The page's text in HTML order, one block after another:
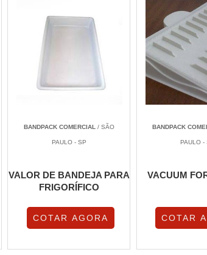
BANDPACK COMERCIAL/ SÃO
PAULO - SP
VALOR DE BANDEJA PARA
FRIGORÍFICO
COTAR AGORA
BANDPACK
PAULO -
VACUUM
COTAR